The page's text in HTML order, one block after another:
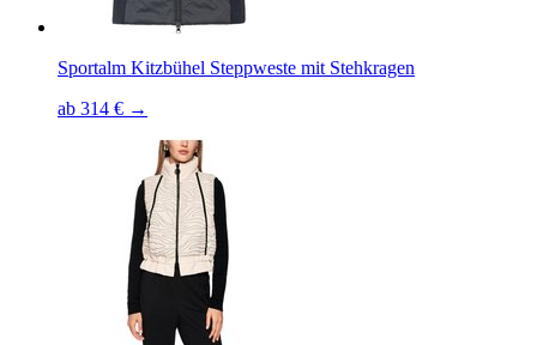
Sportalm Kitzbühel Steppweste mit Stehkragen
ab 314 € →